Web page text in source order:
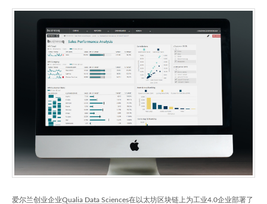
爱尔兰创业企业Qualia Data Sciences在以太坊区块链上为工业4.0企业部署了